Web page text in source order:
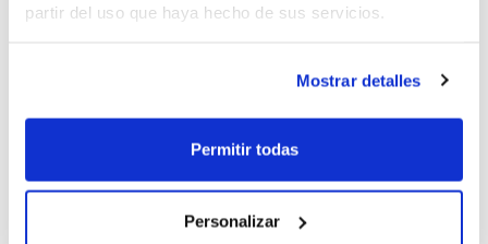
partir del uso que haya hecho de sus servicios.
Mostrar detalles
Permitir todas
Personalizar
Curso.